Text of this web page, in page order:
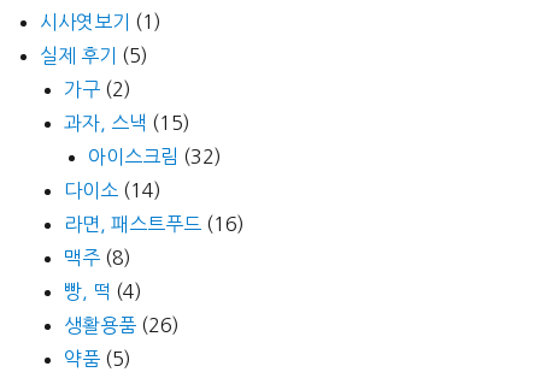
시사엿보기
(1)
실제 후기
(5)
가구 (2)
과자, 스낵 (15)
아이스크림 (32)
다이소 (14)
라면, 패스트푸드 (16)
맥주 (8)
빵, 떡 (4)
생활용품 (26)
약품 (5)